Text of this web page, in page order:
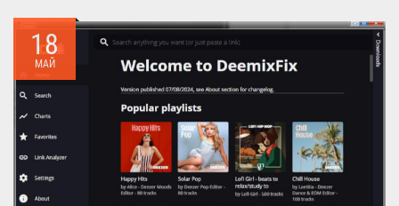
предназначена для...
18
МАЙ